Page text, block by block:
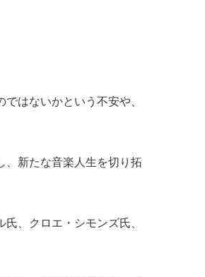
はないかという不安や、
、新たな音楽人生を切り拓
、クロエ・シモンズ氏、